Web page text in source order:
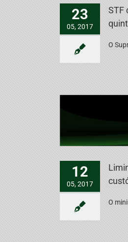
23
05, 2017
STF
O
12
05, 2017
O